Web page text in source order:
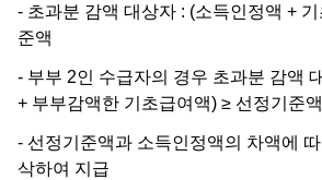
- 초과분 감액 대상자 : (소득인정액 + 기
준액
- 부부 2인 수급자의 경우 초과분 감액
+ 부부감액한 기초급여액) ≥ 선정기준액
- 선정기준액과 소득인정액의 차액에
삭하여 지급